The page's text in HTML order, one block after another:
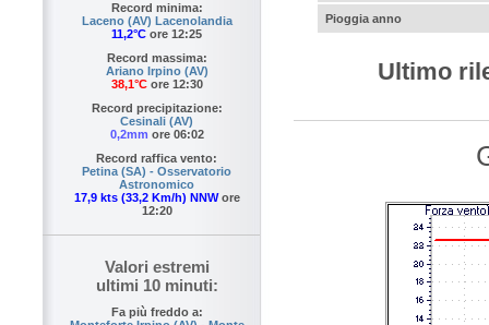
Record minima:
Laceno (AV) Lacenolandia
11,2°C ore 12:25
Record massima:
Ariano Irpino (AV)
38,1°Core 12:30
Record precipitazione:
Cesinali (AV)
0,2mm ore 06:02
Record raffica vento:
Petina (SA) - Osservatorio
Astronomico
17,9 kts (33,2 Km/h) NNWore
12:20
Valori estremi
ultimi 10 minuti:
Fa più freddo a:
Pioggia anno
Ultimo